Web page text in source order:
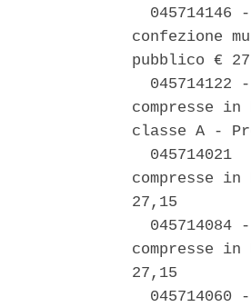
045714146
confezione
pubblico €
045714122
compresse
classe A -
045714021
compresse
27,15
045714084
compresse
27,15
045714060